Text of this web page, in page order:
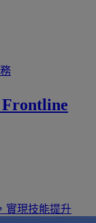
Frontline
實現技能提升